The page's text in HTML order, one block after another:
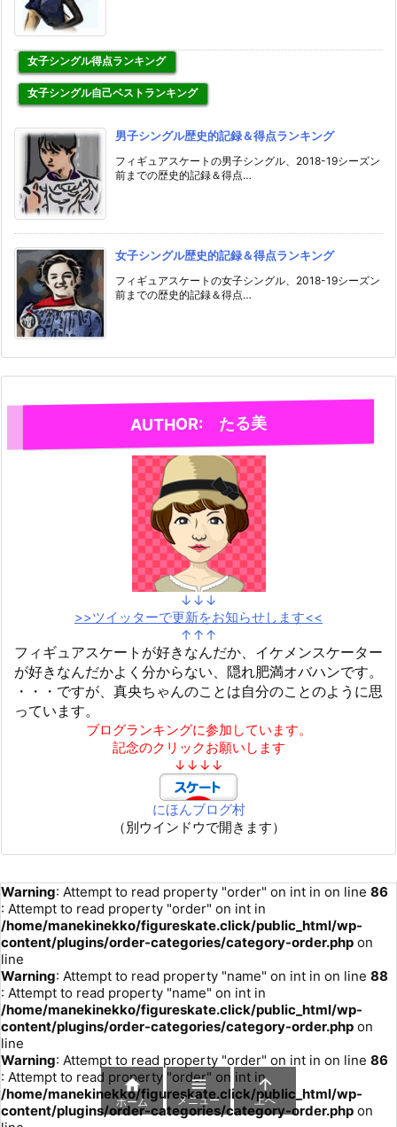
女子シングル得点ランキング
女子シングル自己ベストランキング
男子シングル歴史的記録＆得点ランキング
フィギュアスケートの男子シングル、2018-19シーズン
前までの歴史的記録＆得点…
女子シングル歴史的記録＆得点ランキング
フィギュアスケートの女子シングル、2018-19シーズン
前までの歴史的記録＆得点…
AUTHOR: たる美
↓↓↓
>>ツイッターで更新をお知らせします<<
↑↑↑
フィギュアスケートが好きなんだか、イケメンスケーター
が好きなんだかよく分からない、隠れ肥満オバハンです。
・・・ですが、真央ちゃんのことは自分のことのように思
っています。
ブログランキングに参加しています。
記念のクリックお願いします
↓↓↓↓
にほんブログ村
（別ウインドウで開きます）
Warning: Attempt to read property "order" on int in on line 86
: Attempt to read property "order" on int in
/home/manekinekko/figureskate.click/public_html/wp-
content/plugins/order-categories/category-order.php on
line
Warning: Attempt to read property "name" on int in on line 88
: Attempt to read property "name" on int in
/home/manekinekko/figureskate.click/public_html/wp-
content/plugins/order-categories/category-order.php on
line
Warning: Attempt to read property "order" on int in on line 86
: Attempt to read property "order" on int in
/home/manekinekko/figureskate.click/public_html/wp-
content/plugins/order-categories/category-order.php on

ホーム

メニュー

上へ